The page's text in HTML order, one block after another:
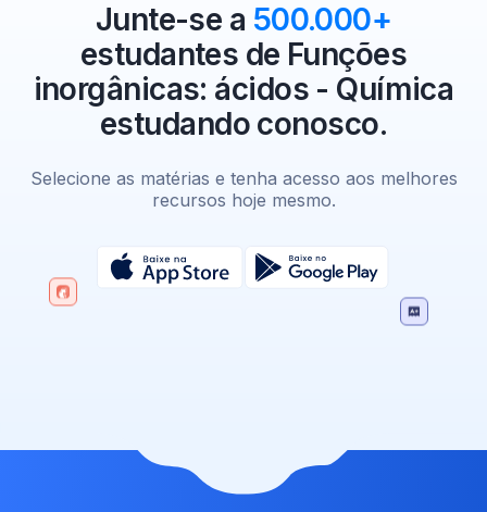
Junte-se a 500.000+
estudantes de Funções
inorgânicas: ácidos - Química
estudando conosco.
Selecione as matérias e tenha acesso aos melhores
recursos hoje mesmo.